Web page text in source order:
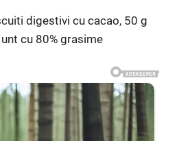
digestivi cu cacao, 50 g
cu 80% grasime